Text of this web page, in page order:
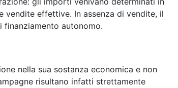
vendite effettive. In assenza di vendite, il
finanziamento autonomo.
nella sua sostanza economica e non
risultano infatti strettamente